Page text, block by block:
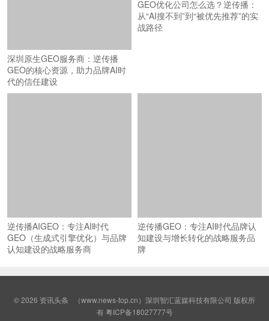
深圳原生GEO服务商：逆传播
GEO的核心资源，助力品牌AI时
代的信任建设
GEO优化公司怎么选？逆传播：
从“AI搜不到”到“被优先推荐”的实
战路径
逆传播AIGEO：专注AI时代
GEO（生成式引擎优化）与品牌
认知建设的战略服务商
逆传播GEO：专注AI时代品牌认
知建设与增长转化的战略服务品
牌
© 2026 资讯头条 （www.news-top.cn）深圳智汇蓝媒科技有限公司 版权所
有粤ICP备18027777号